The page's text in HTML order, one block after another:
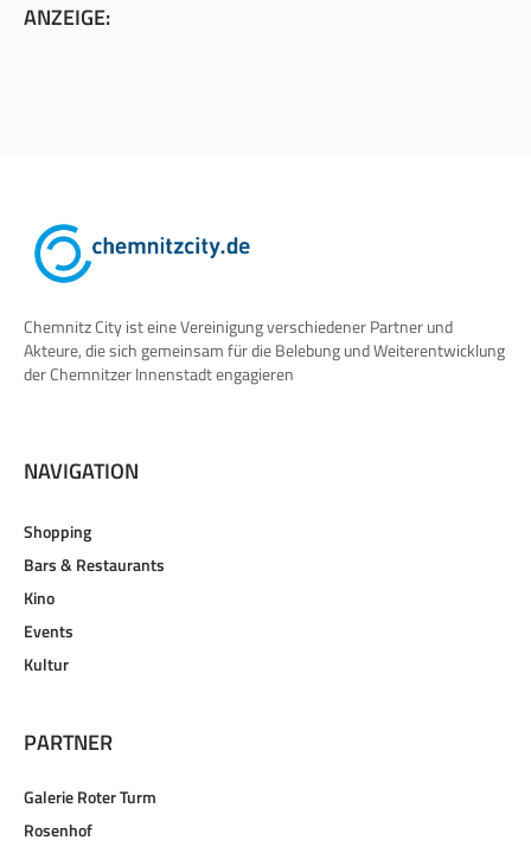
ANZEIGE:
Chemnitz City ist eine Vereinigung verschiedener Partner und
Akteure, die sich gemeinsam für die Belebung und Weiterentwicklung
der Chemnitzer Innenstadt engagieren
NAVIGATION
Shopping
Bars & Restaurants
Kino
Events
Kultur
PARTNER
Galerie Roter Turm
Rosenhof